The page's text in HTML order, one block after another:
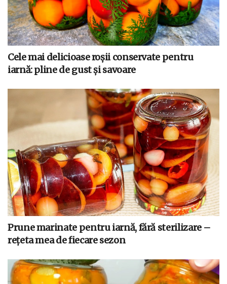
Cele mai delicioase roșii conservate pentru
iarnă: pline de gust și savoare
Prune marinate pentru iarnă, fără sterilizare –
rețeta mea de fiecare sezon